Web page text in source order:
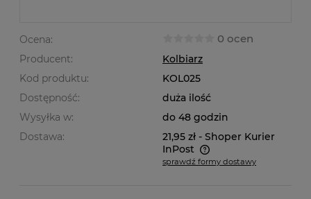
Ocena: 0 ocen
Producent:
Kolbiarz
Kod produktu:
KOL025
Dostępność:
duża ilość
Wysyłka w:
do 48 godzin
Dostawa:
21,95 zł - Shoper Kurier
InPost
Cena nie zawiera ewentualnych kosztów płatności
sprawdź formy dostawy